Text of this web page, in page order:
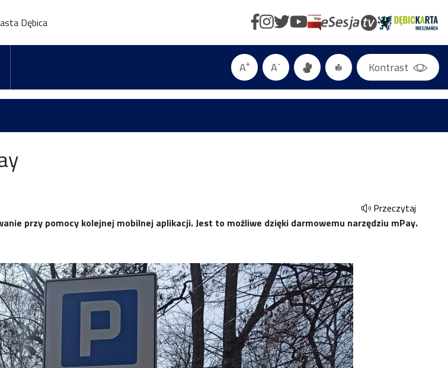
Dębica
A+ A- Kontrast
Przeczytaj
przy pomocy kolejnej mobilnej aplikacji. Jest to możliwe dzięki darmowemu narzędziu mPay.